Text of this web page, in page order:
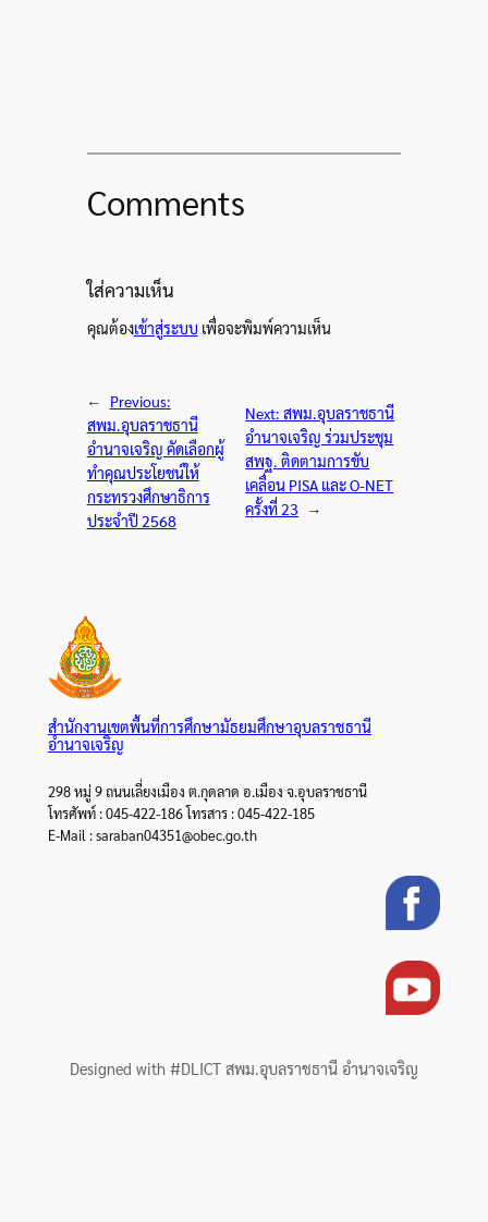
Comments
ใส่ความเห็น
คุณต้องเข้าสู่ระบบ เพื่อจะพิมพ์ความเห็น
←
Previous:
สพม.อุบลราชธานี
อำนาจเจริญ คัดเลือกผู้
ทำคุณประโยชน์ให้
กระทรวงศึกษาธิการ
ประจำปี 2568
Next:สพม.อุบลราชธานี
อำนาจเจริญ ร่วมประชุม
สพฐ. ติดตามการขับ
เคลื่อน PISA และ O-NET
ครั้งที่ 23
→
สำนักงานเขตพื้นที่การศึกษามัธยมศึกษาอุบลราชธานี
อำนาจเจริญ
298 หมู่ 9 ถนนเลี่ยงเมือง ต.กุดลาด อ.เมือง จ.อุบลราชธานี
โทรศัพท์ : 045-422-186 โทรสาร : 045-422-185
E-Mail : saraban04351@obec.go.th
Designed with #DLICT สพม.อุบลราชธานี อำนาจเจริญ